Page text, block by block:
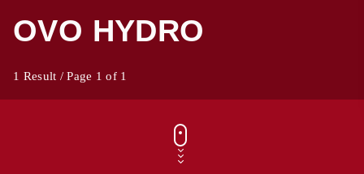
OVO HYDRO
1 Result / Page 1 of 1